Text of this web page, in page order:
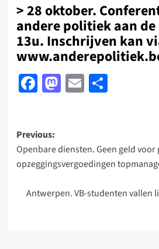
> 28 oktober.
andere politiek aan de
13u. Inschrijven kan
Facebook
Mastodon
EmailDelen
Post
navigation
Previous:
Openbare diensten. Geen geld
opzeggingsvergoedingen
Antwerpen. VB-studenten vallen